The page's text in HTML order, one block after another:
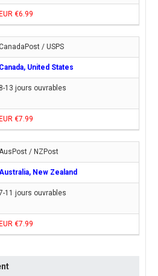
EUR €6.99
/ USPS
Canada, United States
8-13 jours ouvrables
EUR €7.99
/ NZPost
New Zealand
11 jours ouvrables
EUR €7.99